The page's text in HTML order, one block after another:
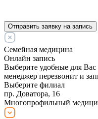
Отправить заявку на запись
Семейная медицина
Онлайн запись
Выберите удобные для
менеджер перезвонит и
Выберите филиал
пр. Доватора, 16
Многопрофильный